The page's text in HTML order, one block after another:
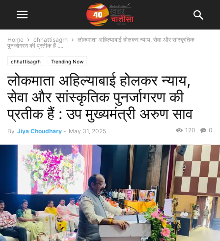
Home chhattisagrh
लोकमाता अहिल्याबाई होलकर न्याय, सेवा और सांस्कृतिक
पुनर्जागरण की प्रतीक हैं :...
chhattisagrh Trending Now
लोकमाता अहिल्याबाई होलकर न्याय,
सेवा और सांस्कृतिक पुनर्जागरण की
प्रतीक हैं : उप मुख्यमंत्री अरुण साव
By Jiya Choudhary - May 31, 2025 0
120